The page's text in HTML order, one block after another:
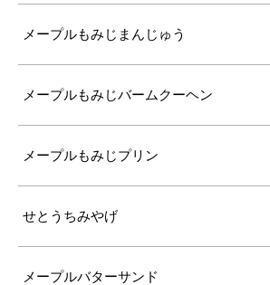
メープルもみじまんじゅう
メープルもみじバームクーヘン
メープルもみじプリン
せとうちみやげ
メープルバターサンド